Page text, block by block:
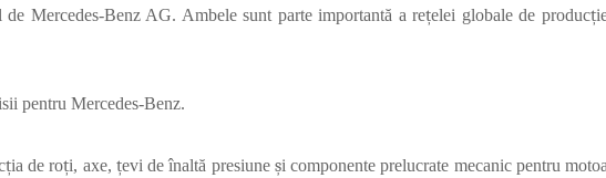
de Mercedes-Benz AG. Ambele sunt parte importantă a rețelei globale de producț
pentru Mercedes-Benz.
ția de roți, axe, țevi deînaltă presiune și componente prelucrate mecanic pentru